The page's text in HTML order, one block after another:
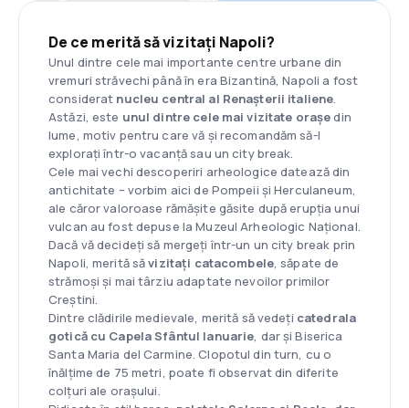
De ce merită să vizitați Napoli?
Unul dintre cele mai importante centre urbane din
vremuri străvechi până în era Bizantină, Napoli a fost
considerat nucleu central al Renașterii italiene.
Astăzi, este unul dintre cele mai vizitate oraședin
lume, motiv pentru care vă și recomandăm să-l
explorați într-o vacanță sau un city break.
Cele mai vechi descoperiri arheologice datează din
antichitate – vorbim aici de Pompeii și Herculaneum,
ale căror valoroase rămășite găsite după erupția unui
vulcan au fost depuse la Muzeul Arheologic Național.
Dacă vă decideți să mergeți într-un un city break prin
Napoli, merită săvizitați catacombele, săpate de
strămoși și mai târziu adaptate nevoilor primilor
Creștini.
Dintre clădirile medievale, merită să vedeți catedrala
gotică cu Capela Sfântul Ianuarie, dar și Biserica
Santa Maria del Carmine. Clopotul din turn, cu o
înălțime de 75 metri, poate fi observat din diferite
colțuri ale orașului.